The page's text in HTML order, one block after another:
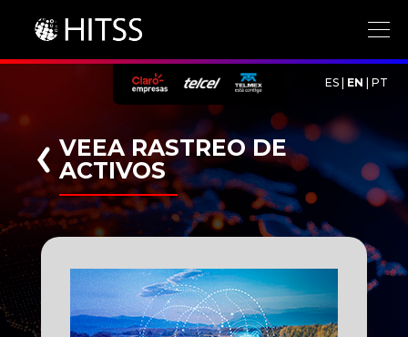
ES| EN PT
VEEA RASTREO DE
ACTIVOS